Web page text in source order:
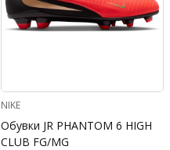
NIKE
Обувки JR PHANTOM 6 HIGH
CLUB FG/MG